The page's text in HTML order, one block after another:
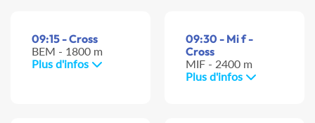
09:15 - Cross
BEM - 1800 m
Plus d'infos
09:30 - Mi f -
Cross
MIF - 2400 m
Plus d'infos